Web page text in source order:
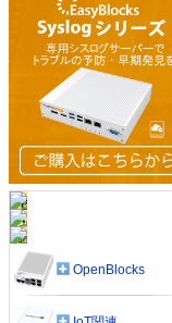
OpenBlocks